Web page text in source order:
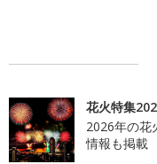
花火特集
2026年の花
情報も掲載